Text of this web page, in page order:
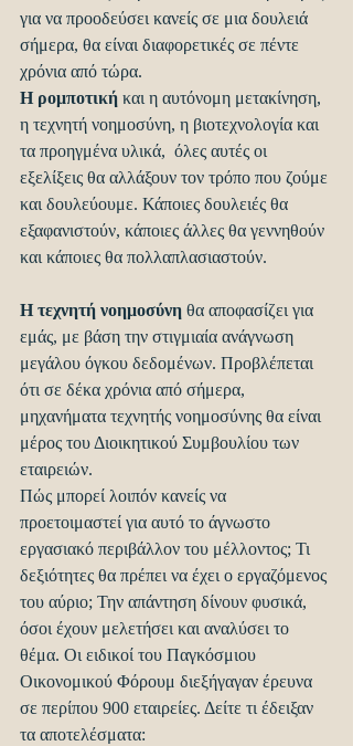
για να προοδεύσει κανείς σε μια δουλειά
σήμερα, θα είναι διαφορετικές σε πέντε
χρόνια από τώρα.
Η ρομποτική και η αυτόνομη μετακίνηση,
η τεχνητή νοημοσύνη, η βιοτεχνολογία και
τα προηγμένα υλικά,  όλες αυτές οι
εξελίξεις θα αλλάξουν τον τρόπο που ζούμε
και δουλεύουμε. Κάποιες δουλειές θα
εξαφανιστούν, κάποιες άλλες θα γεννηθούν
και κάποιες θα πολλαπλασιαστούν.
Η τεχνητή νοημοσύνη θα αποφασίζει για
εμάς, με βάση την στιγμιαία ανάγνωση
μεγάλου όγκου δεδομένων. Προβλέπεται
ότι σε δέκα χρόνια από σήμερα,
μηχανήματα τεχνητής νοημοσύνης θα είναι
μέρος του Διοικητικού Συμβουλίου των
εταιρειών.
Πώς μπορεί λοιπόν κανείς να
προετοιμαστεί για αυτό το άγνωστο
εργασιακό περιβάλλον του μέλλοντος; Τι
δεξιότητες θα πρέπει να έχει ο εργαζόμενος
του αύριο; Την απάντηση δίνουν φυσικά,
όσοι έχουν μελετήσει και αναλύσει το
θέμα. Οι ειδικοί του Παγκόσμιου
Οικονομικού Φόρουμ διεξήγαγαν έρευνα
σε περίπου 900 εταιρείες. Δείτε τι έδειξαν
τα αποτελέσματα: